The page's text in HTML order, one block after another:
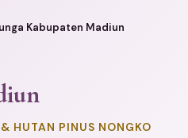
Kabupaten Madiun
HUTAN PINUS NONGKO